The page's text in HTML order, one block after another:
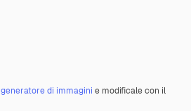
generatore di immagini e modificale con il